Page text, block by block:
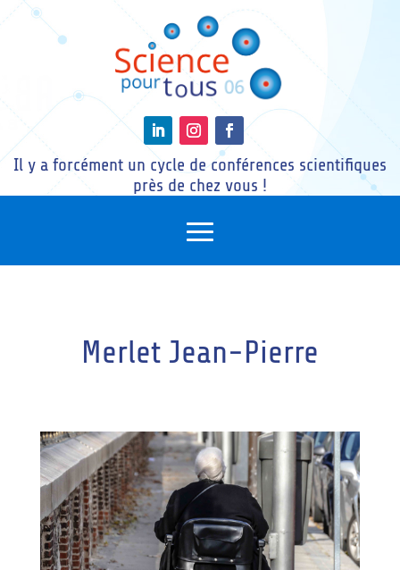
Il y a forcément un cycle de conférences scientifiques
près de chez vous !
Merlet Jean-Pierre